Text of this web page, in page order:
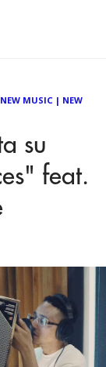
NEW MUSIC| NEW
su
feat.